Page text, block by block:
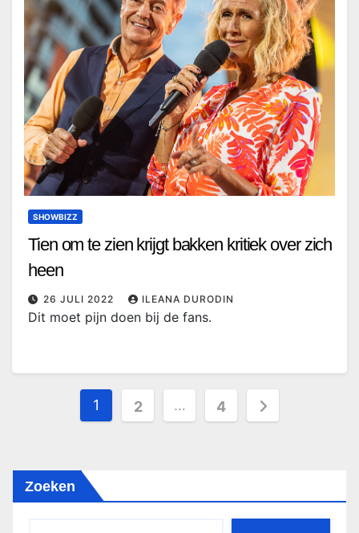
SHOWBIZZ
Tien om te zien krijgt bakken kritiek over zich
heen
26 JULI 2022 ILEANA DURODIN
Dit moet pijn doen bij de fans.
Berichten
1 2 … 4
Zoeken